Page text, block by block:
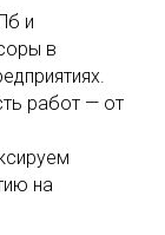
и
в
работ — от
на